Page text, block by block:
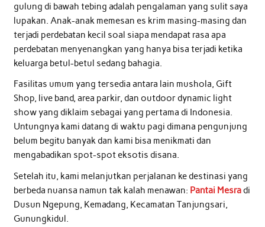
gulung di bawah tebing adalah pengalaman yang sulit saya
lupakan. Anak-anak memesan es krim masing-masing dan
terjadi perdebatan kecil soal siapa mendapat rasa apa
perdebatan menyenangkan yang hanya bisa terjadi ketika
keluarga betul-betul sedang bahagia.
Fasilitas umum yang tersedia antara lain mushola, Gift
Shop, live band, area parkir, dan outdoor dynamic light
show yang diklaim sebagai yang pertama di Indonesia.
Untungnya kami datang di waktu pagi dimana pengunjung
belum begitu banyak dan kami bisa menikmati dan
mengabadikan spot-spot eksotis disana.
Setelah itu, kami melanjutkan perjalanan ke destinasi yang
berbeda nuansa namun tak kalah menawan: Pantai Mesradi
Dusun Ngepung, Kemadang, Kecamatan Tanjungsari,
Gunungkidul.